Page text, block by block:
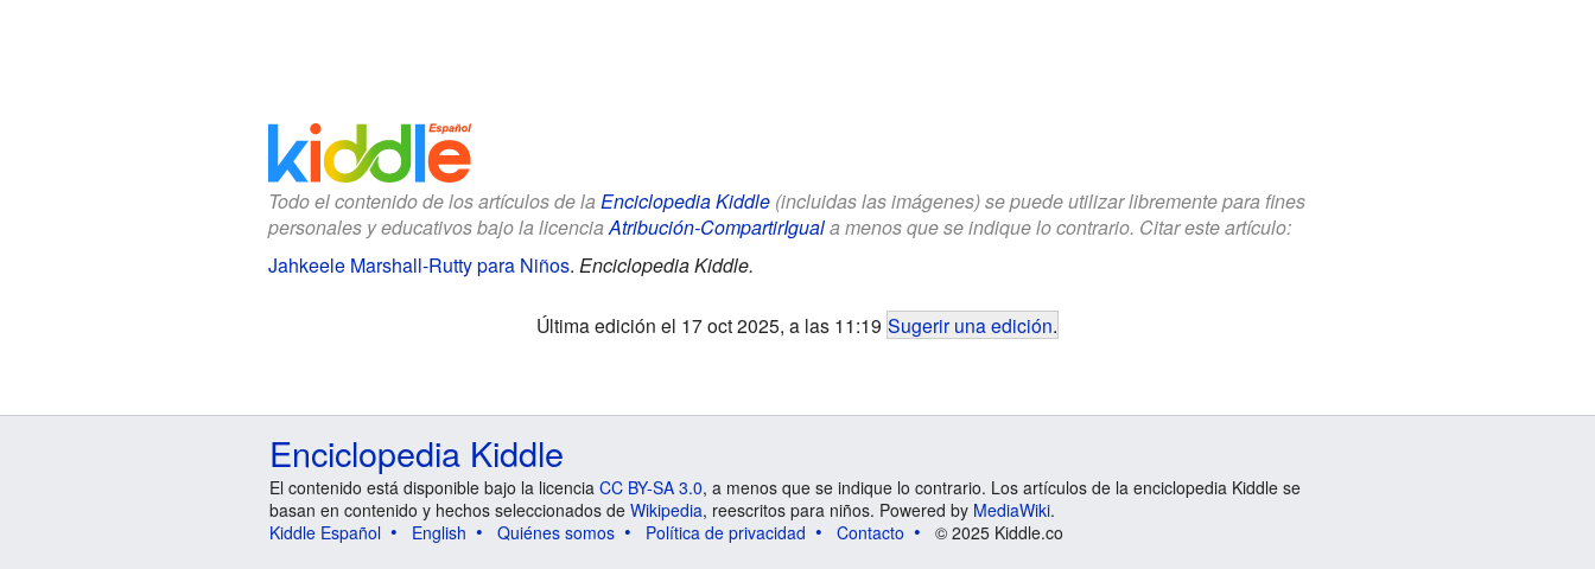
Todo el contenido de los artículos de la Enciclopedia Kiddle(incluidas las imágenes) se puede utilizar libremente para fines
personales y educativos bajo la licenciaAtribución-CompartirIguala menos que se indique lo contrario. Citar este artículo:
Jahkeele Marshall-Rutty para Niños. Enciclopedia Kiddle.
Última edición el 17 oct 2025, a las 11:19 Sugerir una edición.
Enciclopedia Kiddle
El contenido está disponible bajo la licencia CC BY-SA 3.0, a menos que se indique lo contrario. Los artículos de la enciclopedia Kiddle se
basan en contenido y hechos seleccionados de Wikipedia, reescritos para niños. Powered by MediaWiki.
Kiddle Español
English Quiénes somos Política de privacidad Contacto © 2025 Kiddle.co